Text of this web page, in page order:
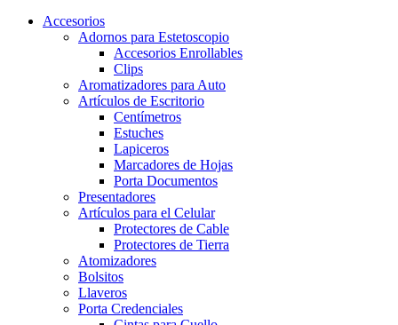
Accesorios
Adornos para Estetoscopio
Accesorios Enrollables
Clips
Aromatizadores para Auto
Artículos de Escritorio
Centímetros
Estuches
Lapiceros
Marcadores de Hojas
Porta Documentos
Presentadores
Artículos para el Celular
Protectores de Cable
Protectores de Tierra
Atomizadores
Bolsitos
Llaveros
Porta Credenciales